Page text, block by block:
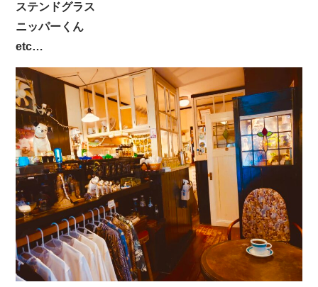
ステンドグラス
ニッパーくん
etc…